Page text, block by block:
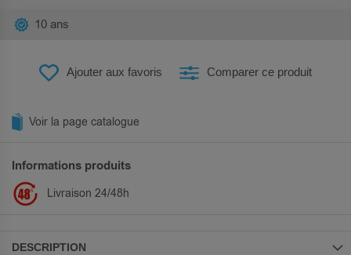
Ajouter aux favoris Comparer ce produit
10 ans
Voir la page catalogue
Informations produits
Livraison 24/48h
DESCRIPTION